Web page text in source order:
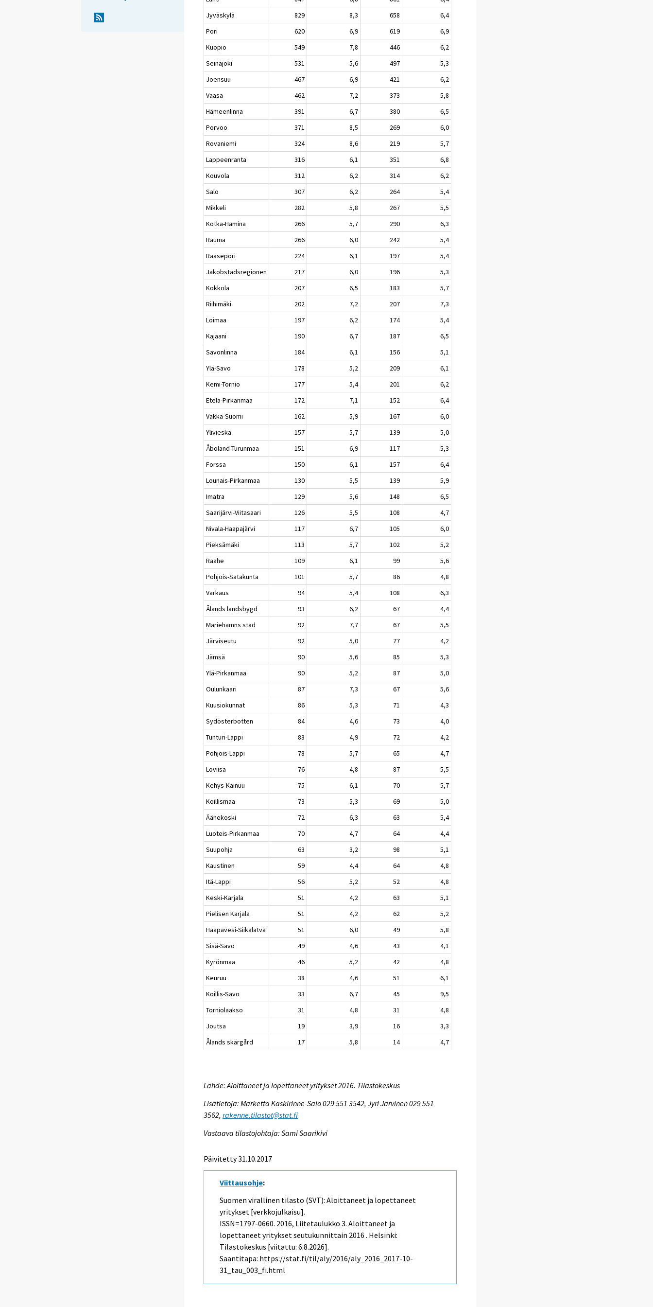
Jyväskylä
829 8,3 658
6,4
Pori
620 6,9 619
6,9
Kuopio
549 7,8 446
6,2
Seinäjoki
531 5,6 497
5,3
Joensuu
467 6,9 421
6,2
Vaasa
462 7,2 373
5,8
Hämeenlinna
391 6,7 380
6,5
Porvoo
371 8,5 269
6,0
Rovaniemi
324 8,6 219
5,7
Lappeenranta
316 6,1 351
6,8
Kouvola
312 6,2 314
6,2
Salo
307 6,2 264
5,4
Mikkeli
282 5,8 267
5,5
Kotka-Hamina
266 5,7 290
6,3
Rauma
266 6,0 242
5,4
Raasepori
224 6,1 197
5,4
Jakobstadsregionen
217 6,0 196
5,3
Kokkola
207 6,5 183
5,7
Riihimäki
202 7,2 207
7,3
Loimaa
197 6,2 174
5,4
Kajaani
190 6,7 187
6,5
Savonlinna
184 6,1 156
5,1
Ylä-Savo
178 5,2 209
6,1
Kemi-Tornio
177 5,4 201
6,2
Etelä-Pirkanmaa
172 7,1 152
6,4
Vakka-Suomi
162 5,9 167
6,0
Ylivieska
157 5,7 139
5,0
Åboland-Turunmaa
151 6,9 117
5,3
Forssa
150 6,1 157
6,4
Lounais-Pirkanmaa
130 5,5 139
5,9
Imatra
129 5,6 148
6,5
Saarijärvi-Viitasaari
126 5,5 108
4,7
Nivala-Haapajärvi
117 6,7 105
6,0
Pieksämäki
113 5,7 102
5,2
Raahe
109 6,1 99
5,6
Pohjois-Satakunta
101 5,7 86
4,8
Varkaus
94 5,4 108
6,3
Ålands landsbygd
93 6,2 67
4,4
Mariehamns stad
92 7,7 67
5,5
Järviseutu
92 5,0 77
4,2
Jämsä
90 5,6 85
5,3
Ylä-Pirkanmaa
90 5,2 87
5,0
Oulunkaari
87 7,3 67
5,6
Kuusiokunnat
86 5,3 71
4,3
Sydösterbotten
84 4,6 73
4,0
Tunturi-Lappi
83 4,9 72
4,2
Pohjois-Lappi
78 5,7 65
4,7
Loviisa
76 4,8 87
5,5
Kehys-Kainuu
75 6,1 70
5,7
Koillismaa
73 5,3 69
5,0
Äänekoski
72 6,3 63
5,4
Luoteis-Pirkanmaa
70 4,7 64
4,4
Suupohja
63 3,2 98
5,1
Kaustinen
59 4,4 64
4,8
Itä-Lappi
56 5,2 52
4,8
Keski-Karjala
51 4,2 63
5,1
Pielisen Karjala
51 4,2 62
5,2
Haapavesi-Siikalatva
51 6,0 49
5,8
Sisä-Savo
49 4,6 43
4,1
Kyrönmaa
46 5,2 42
4,8
Keuruu
38 4,6 51
6,1
Koillis-Savo
33 6,7 45
9,5
Torniolaakso
31 4,8 31
4,8
Joutsa
19 3,9 16
3,3
Ålands skärgård
17 5,8 14 4,7
Lähde: Aloittaneet ja lopettaneet yritykset 2016. Tilastokeskus
Lisätietoja: Marketta Kaskirinne-Salo 029 551 3542, Jyri Järvinen 029 551
3562,rakenne.tilastot@stat.fi
Vastaava tilastojohtaja: Sami Saarikivi
Päivitetty 31.10.2017
Viittausohje:
Suomen virallinen tilasto (SVT): Aloittaneet ja lopettaneet
yritykset [verkkojulkaisu].
ISSN=1797-0660. 2016, Liitetaulukko 3. Aloittaneet ja
lopettaneet yritykset seutukunnittain 2016 . Helsinki:
Tilastokeskus [viitattu: 6.8.2026].
Saantitapa: https://stat.fi/til/aly/2016/aly_2016_2017-10-
31_tau_003_fi.html